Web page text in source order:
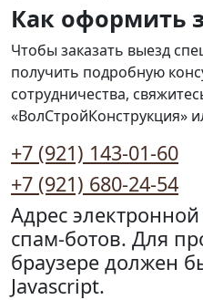
Как оформить
Чтобы заказать выезд
получить подробную
сотрудничества,
«ВолСтройКонструкция»
+7 (921) 143-01-60
+7 (921) 680-24-54
Адрес
спам-ботов. Для
браузере должен
Javascript.